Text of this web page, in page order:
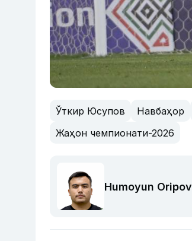
Ўткир Юсупов Навбаҳор
Жаҳон чемпионати-2026
Humoyun Oripov